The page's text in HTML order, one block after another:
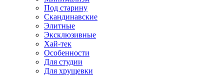
Под старину
Скандинавские
Элитные
Эксклюзивные
Хай-тек
Особенности
Для студии
Для хрущевки